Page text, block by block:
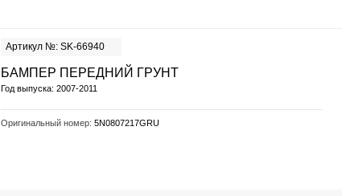
Артикул №: SK-66940
БАМПЕР ПЕРЕДНИЙ ГРУНТ
Год выпуска: 2007-2011
Оригинальный номер: 5N0807217GRU